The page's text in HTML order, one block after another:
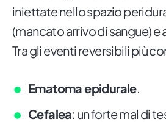
iniettate nello spazio
(mancato arrivo di sangue)
Tra gli eventi reversibili più
Ematoma epidurale.
Cefalea: un forte mal di